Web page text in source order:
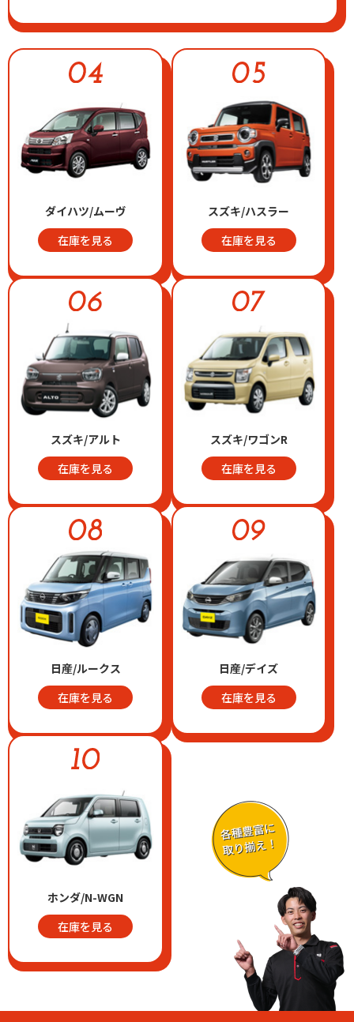
ダイハツ/ムーヴ
在庫を見る
スズキ/ハスラー
在庫を見る
スズキ/アルト
在庫を見る
スズキ/ワゴンR
在庫を見る
日産/ルークス
在庫を見る
日産/デイズ
在庫を見る
ホンダ/N-WGN
在庫を見る